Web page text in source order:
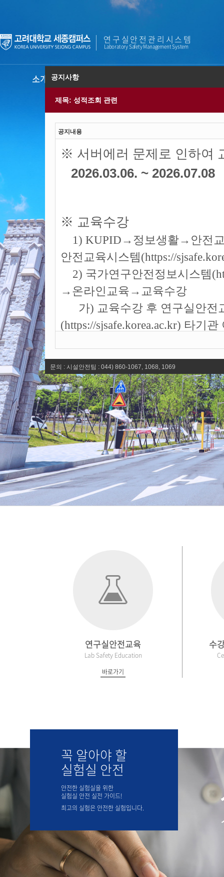
연구실안전관리시스템
Laboratory Safety Management System
소개
고 려 대 학
연구실
연구실안전교육
Lab Safety Education
바로가기
수
꼭 알아야 할
실험실 안전
안전한 실험실을 위한
실험실 안전 실전 가이드!
최고의 실험은 안전한 실험입니다.
공지사항
제목: 성적조회 관련
공지내용
※ 서버에러 문제로 인하여
2026.03.06. ~ 2026.07.08
※ 교육수강
1) KUPID→정보생활→안전
안전교육시스템(https://
2) 국가연구안전정보시스템
→온라인교육→교육수강
가) 교육수강 후 연구실안전
(https://sjsafe.korea.ac.kr) 타기
육 이수 후 이수증 제출 불필요
문의 : 시설안전팀 : 044) 860-1067, 1068, 1069